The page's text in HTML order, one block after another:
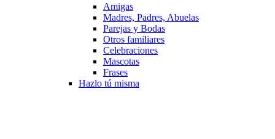
Amigas
Madres, Padres, Abuelas
Parejas y Bodas
Otros familiares
Celebraciones
Mascotas
Frases
Hazlo tú misma